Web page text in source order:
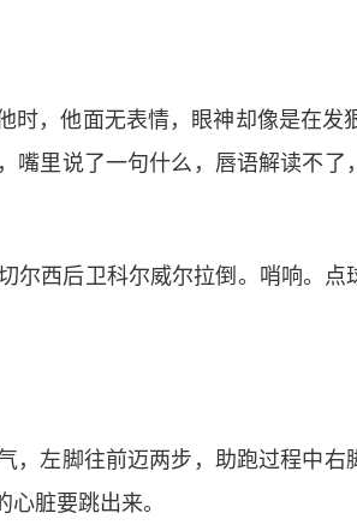
时，他面无表情，眼神却像是在发
嘴里说了一句什么，唇语解读不了
尔西后卫科尔威尔拉倒。哨响。点
左脚往前迈两步，助跑过程中右
脏要跳出来。